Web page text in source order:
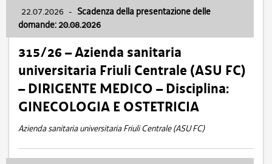
22.07.2026 - Scadenza della presentazione delle
domande: 20.08.2026
315/26 – Azienda sanitaria
universitaria Friuli Centrale (ASU FC)
– DIRIGENTE MEDICO – Disciplina:
GINECOLOGIA E OSTETRICIA
Azienda sanitaria universitaria Friuli Centrale (ASU FC)